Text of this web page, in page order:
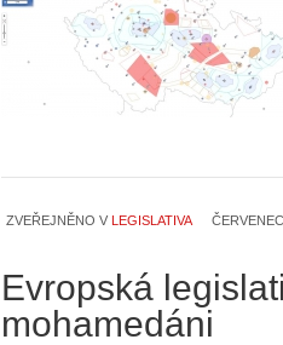
ZVEŘEJNĚNO V LEGISLATIVA
Evropská
mohamedáni